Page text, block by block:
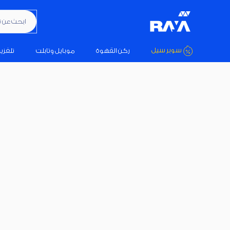
ابحث عن
سوبر سيل ركن القهوة موبايل وتابلت